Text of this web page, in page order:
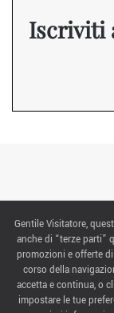
Iscriviti
ITALIAN
CF/PI 00139440408,
Gentile Visitatore,
anche di “terze parti”
promozioni e offerte
corso della
accetta e continua, o
impostare le tue